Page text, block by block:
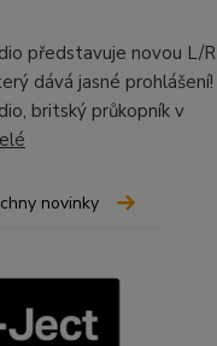
představuje novou L/R
dává jasné prohlášení!
britský průkopník v
novinky